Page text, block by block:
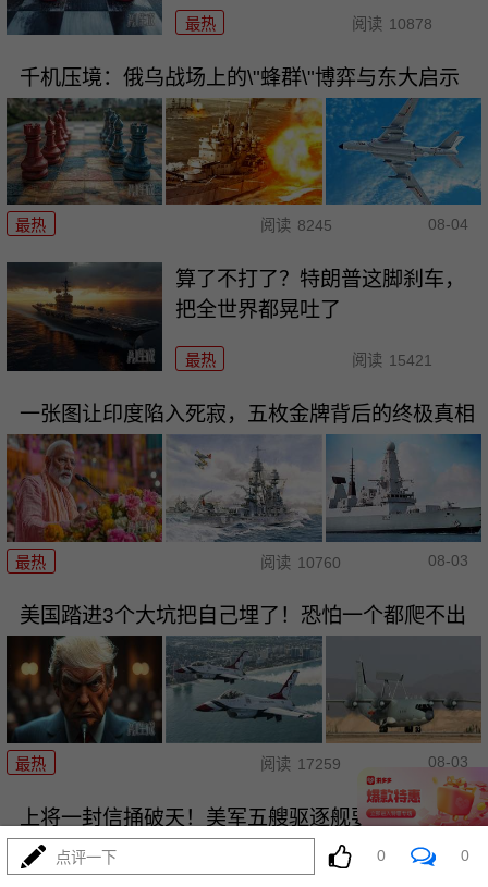
最热 阅读 10878
千机压境：俄乌战场上的\"蜂群\"博弈与东大启示
最热 阅读 8245 08-04
算了不打了？特朗普这脚刹车，
把全世界都晃吐了
最热 阅读 15421
一张图让印度陷入死寂，五枚金牌背后的终极真相
最热 阅读 10760 08-03
美国踏进3个大坑把自己埋了！恐怕一个都爬不出
最热 阅读 17259 08-03
上将一封信捅破天！美军五艘驱逐舰要盖三口锅！
点评一下 0 0